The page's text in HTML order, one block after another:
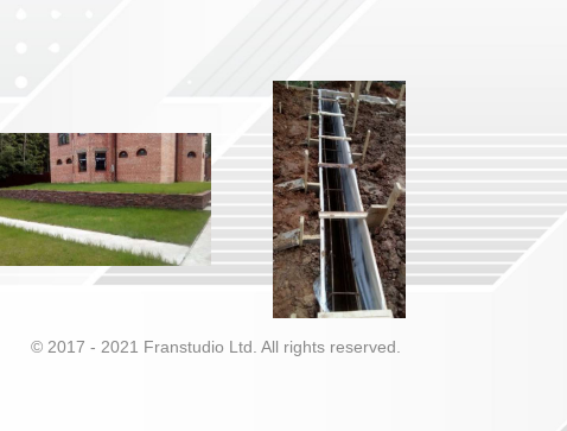
© 2017 - 2021 Franstudio Ltd. All rights reserved.